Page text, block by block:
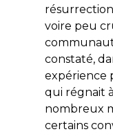
voire peu
constaté,
expérience
qui régnait
nombreux
certains